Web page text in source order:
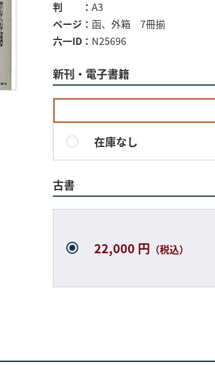
判
A3
ページ
函、外箱 7冊揃
六一ID
N25696
新刊・電子書籍
在庫なし
古書
22,000 円 （税込）